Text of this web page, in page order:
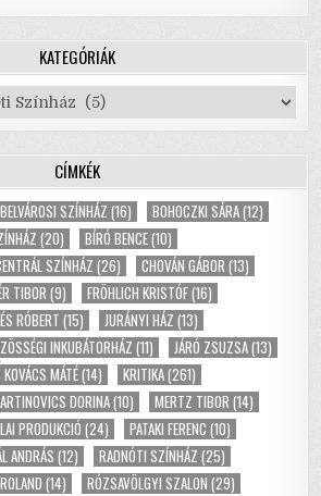
KATEGÓRIÁK
CÍMKÉK
BELVÁROSI SZÍNHÁZ (16) BOHOCZKI SÁRA(12)
(20) BÍRÓ BENCE(10)
SZÍNHÁZ (26) CHOVÁN GÁBOR (13)
TIBOR (9) FRÖHLICH KRISTÓF(16)
RÓBERT(15) JURÁNYI HÁZ (13)
INKUBÁTORHÁZ (11) JÁRÓ ZSUZSA(13)
KOVÁCS MÁTÉ(14) KRITIKA(261)
DORINA(10) MERTZ TIBOR (14)
PRODUKCIÓ (24) PATAKI FERENC (10)
ANDRÁS (12) RADNÓTI SZÍNHÁZ (25)
(14) RÓZSAVÖLGYI SZALON (29)